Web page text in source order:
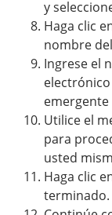
y
Haga clic
nombre
Ingrese el
emergente
Utilice el
para
usted
Haga clic
terminado.